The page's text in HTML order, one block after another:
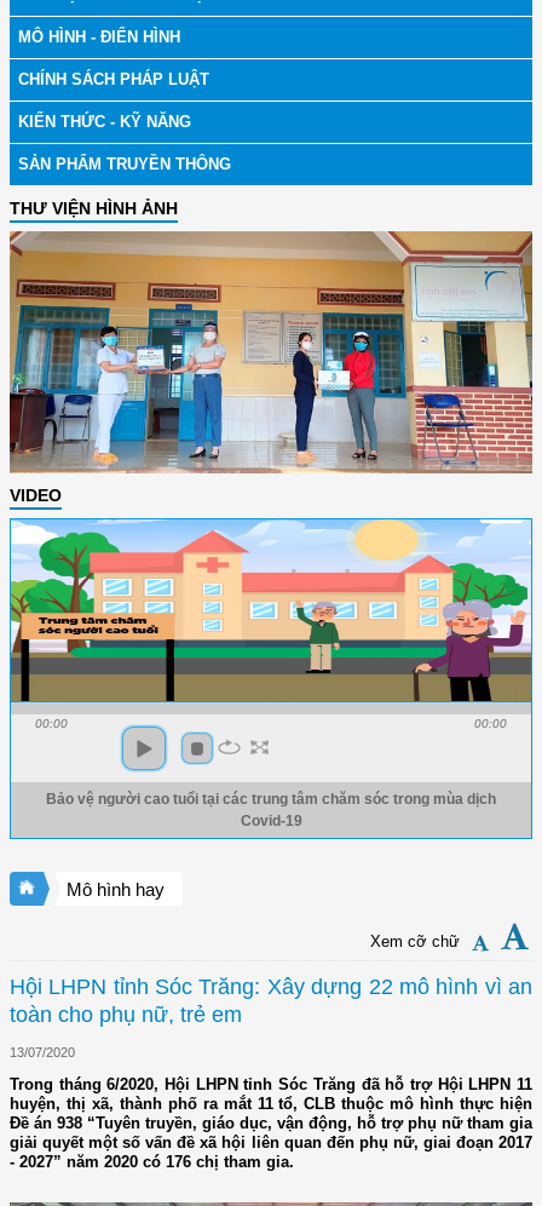
MÔ HÌNH - ĐIỂN HÌNH
CHÍNH SÁCH PHÁP LUẬT
KIẾN THỨC - KỸ NĂNG
SẢN PHẨM TRUYỀN THÔNG
THƯ VIỆN HÌNH ẢNH
VIDEO
00:00 00:00
Bảo vệ người cao tuổi tại các trung tâm chăm sóc trong mùa dịch
Covid-19
Mô hình hay
Xem cỡ chữ
Hội LHPN tỉnh Sóc Trăng: Xây dựng 22 mô hình vì an
toàn cho phụ nữ, trẻ em
13/07/2020
Trong tháng 6/2020, Hội LHPN tỉnh Sóc Trăng đã hỗ trợ Hội LHPN 11
huyện, thị xã, thành phố ra mắt 11 tổ, CLB thuộc mô hình thực hiện
Đề án 938 “Tuyên truyền, giáo dục, vận động, hỗ trợ phụ nữ tham gia
giải quyết một số vấn đề xã hội liên quan đến phụ nữ, giai đoạn 2017
- 2027” năm 2020 có 176 chị tham gia.